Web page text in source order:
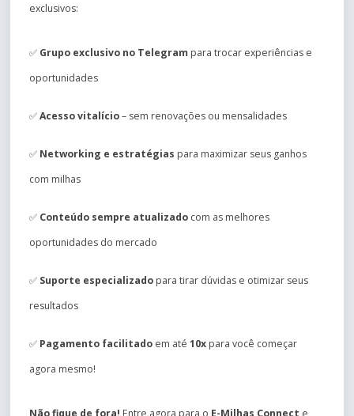
exclusivos:
✅ Grupo exclusivo no Telegram para trocar experiências e
oportunidades
✅Acesso vitalício– sem renovações ou mensalidades
✅ Networking e estratégias para maximizar seus ganhos
com milhas
✅ Conteúdo sempre atualizado com as melhores
oportunidades do mercado
✅ Suporte especializado para tirar dúvidas e otimizar seus
resultados
✅ Pagamento facilitado em até 10x para você começar
agora mesmo!
Não fique de fora! Entre agora para o E-Milhas Connect e